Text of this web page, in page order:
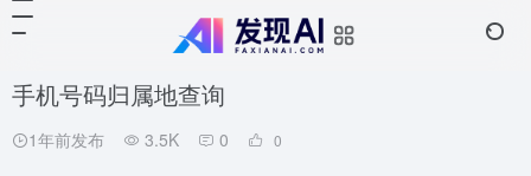
手机号码归属地查询
1年前发布 3.5K 0 0